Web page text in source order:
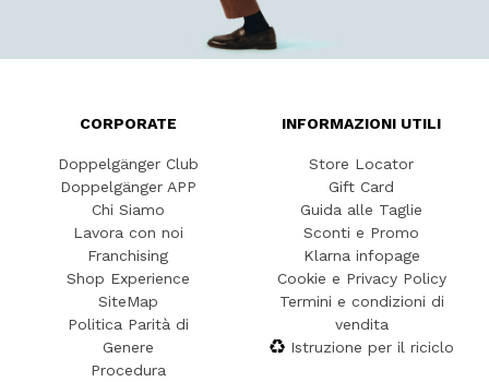
CORPORATE
Doppelgänger Club
Doppelgänger APP
Chi Siamo
Lavora con noi
Franchising
Shop Experience
SiteMap
Politica Parità di
Genere
Procedura
INFORMAZIONI UTILI
Store Locator
Gift Card
Guida alle Taglie
Sconti e Promo
Klarna infopage
Cookie e Privacy Policy
Termini e condizioni di
vendita
Istruzione per il riciclo